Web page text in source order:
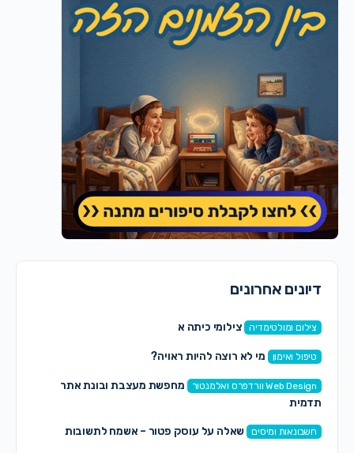
דיונים אחרונים
צילום ומולטימדיה צילומי כיתה א
טיפול ואימון מי לא רוצה להיות ראויה?
Web Design וורדפרס ואלמנטור
מחפשת מעצבת ובונת אתר
תדמית
חשבונאות ומיסים שאלה על עוסק פטור – אשמח לתשובות